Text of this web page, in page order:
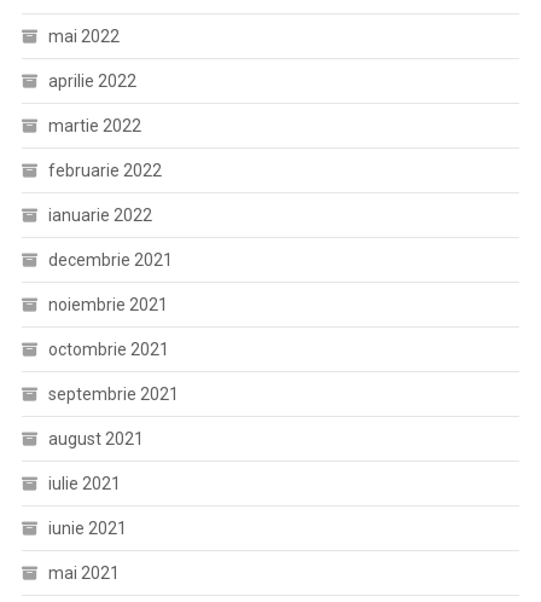
mai 2022
aprilie 2022
martie 2022
februarie 2022
ianuarie 2022
decembrie 2021
noiembrie 2021
octombrie 2021
septembrie 2021
august 2021
iulie 2021
iunie 2021
mai 2021